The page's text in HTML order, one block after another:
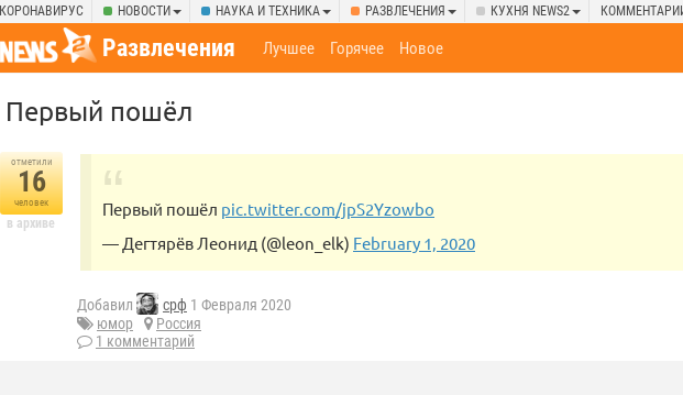
КОРОНАВИРУС НОВОСТИ НАУКА И ТЕХНИКА РАЗВЛЕЧЕНИЯ КУХНЯ NEWS2
Развлечения Лучшее Горячее Новое
Первый пошёл
отметили
16
человек
в архиве
Первый пошёл pic.twitter.com/jpS2Yzowbo
— Дегтярёв Леонид (@leon_elk) February 1, 2020
Добавил срф 1 Февраля 2020
юмор
Россия
1 комментарий